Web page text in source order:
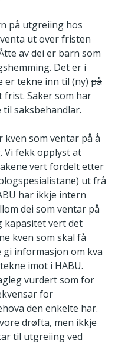
på utgreiing hos
ut over fristen
av dei er barn som
Det er i
er tekne inn til (ny) på
Saker som har
saksbehandlar.
som ventar på å
Vi fekk opplyst at
vert fordelt etter
ut frå
har ikkje intern
dei som ventar på
kapasitet vert det
kven som skal få
informasjon om kva
imot i HABU.
vurdert som for
for
den enkelte har.
drøfta, men ikkje
til utgreiing ved